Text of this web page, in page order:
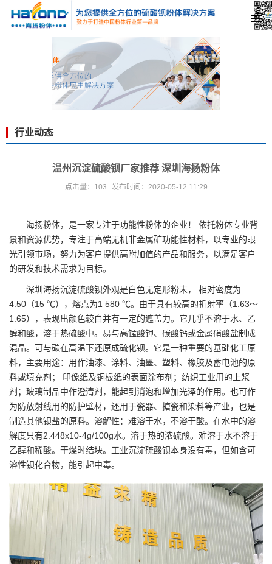
行业动态
温州沉淀硫酸钡厂家推荐 深圳海扬粉体
点击量：103 发布时间：2020-05-12 11:29
海扬粉体，是一家专注于功能性粉体的企业！ 依托粉体专业背
景和资源优势，专注于高端无机非金属矿功能性材料，以专业的眼
光引领市场，努力为客户提供高附加值的产品和服务，以满足客户
的研发和技术需求为目标。
深圳海扬沉淀硫酸钡外观是白色无定形粉末， 相对密度为
4.50（15 ℃），熔点为1 580 ℃。由于具有较高的折射率（1.63～
1.65），表现出颜色较白并有一定的遮盖力。它几乎不溶于水、乙
醇和酸，溶于热硫酸中。易与高锰酸钾、碳酸钙或金属硝酸盐制成
混晶。可与碳在高温下还原成硫化钡。它是一种重要的基础化工原
料，主要用途：用作油漆、涂料、油墨、塑料、橡胶及蓄电池的原
料或填充剂； 印像纸及铜板纸的表面涂布剂；纺织工业用的上浆
剂；玻璃制品中作澄清剂，能起到消泡和增加光泽的作用。也可作
为防放射线用的防护壁材，还用于瓷器、搪瓷和染料等产业，也是
制造其他钡盐的原料。溶解性：难溶于水，不溶于酸。在水中的溶
解度只有2.448x10-4g/100g水。溶于热的浓硫酸。难溶于水不溶于
乙醇和稀酸。干燥时结块。工业沉淀硫酸钡本身没有毒，但如含可
溶性钡化合物，能引起中毒。